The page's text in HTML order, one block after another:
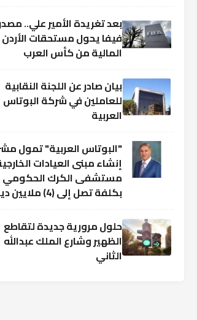
بعد تغريدة الأمير علي..
فيفا يحول مستحقات الأردن
المالية من كأس العرب
بيان صادر عن اللجنة النقابية
للعاملين في شركة البوتاس
العربية
"البوتاس العربية" تمول
إنشاء مبنى العيادات
مستشفى الكرك الحكومي
بكلفة تصل إلى (4) ملايين دينار
حلول مرورية جديدة لتقاطع
الظهير وشارع الملك عبدالله
الثاني